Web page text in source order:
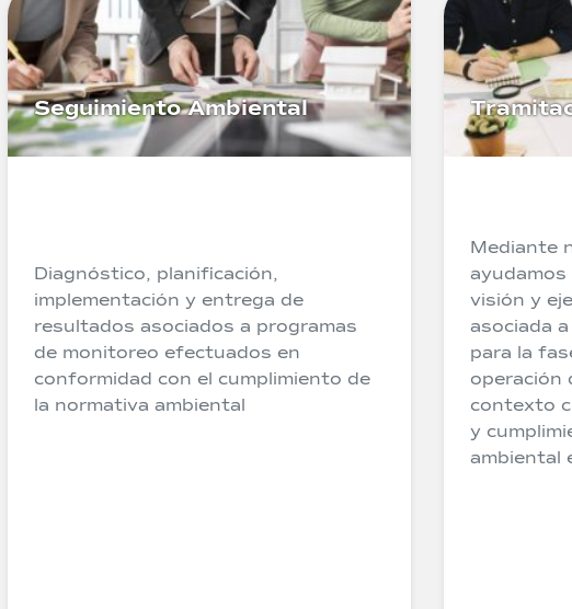
Seguimiento Ambiental
Diagnóstico, planificación,
implementación y entrega de
resultados asociados a programas
de monitoreo efectuados en
conformidad con el cumplimiento de
la normativa ambiental
Mediante
visión y
asociada
para la
operación
contexto
y
ambiental